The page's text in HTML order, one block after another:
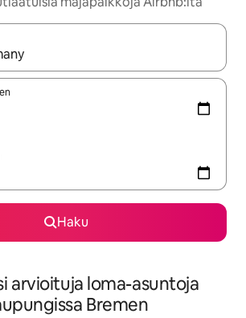
saatavilla, navigoi ylös- ja alas-
Haku
arvioituja loma-asuntoja
Bremen